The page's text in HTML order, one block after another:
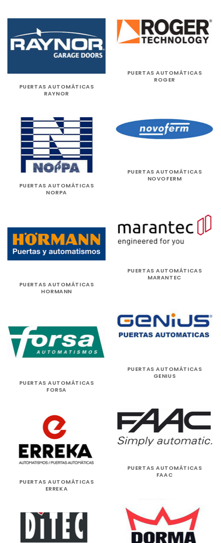
PUERTAS AUTOMÁTICAS
ROGER
PUERTAS AUTOMÁTICAS
RAYNOR
PUERTAS AUTOMÁTICAS
NOVOFERM
PUERTAS AUTOMÁTICAS
NORPA
PUERTAS AUTOMÁTICAS
MARANTEC
PUERTAS AUTOMÁTICAS
HORMANN
PUERTAS AUTOMÁTICAS
GENIUS
PUERTAS AUTOMÁTICAS
FORSA
PUERTAS AUTOMÁTICAS
FAAC
PUERTAS AUTOMÁTICAS
ERREKA